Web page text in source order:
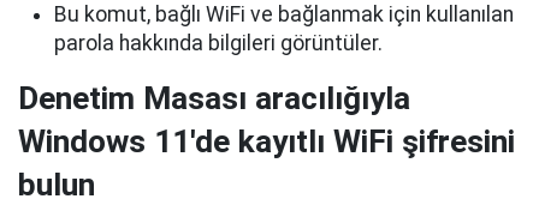
Bu komut, bağlı WiFi ve bağlanmak için kullanılan
parola hakkında bilgileri görüntüler.
Denetim Masası aracılığıyla
Windows 11'de kayıtlı WiFi şifresini
bulun